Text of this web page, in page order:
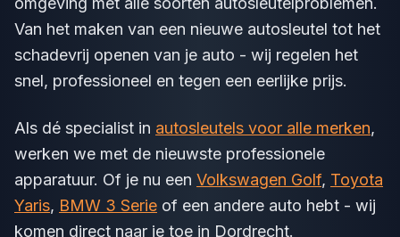
Van het maken van een nieuwe autosleutel tot het
schadevrij openen van je auto - wij regelen het
snel, professioneel en tegen een eerlijke prijs.
Als dé specialist in autosleutels voor alle merken,
werken we met de nieuwste professionele
apparatuur. Of je nu een Volkswagen Golf, Toyota
Yaris, BMW 3 Serie of een andere auto hebt - wij
komen direct naar je toe in Dordrecht.